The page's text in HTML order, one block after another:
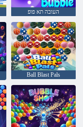
העובה תא פופ
Ball Blast Pals